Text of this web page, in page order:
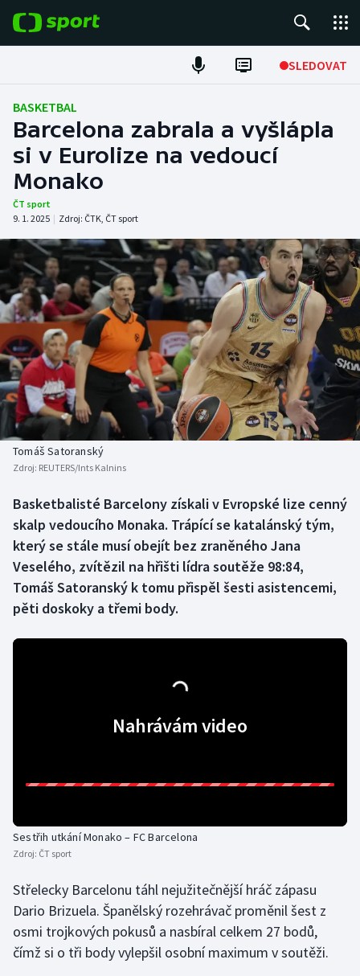
SLEDOVAT
Fotbal
Hokej
Tenis
Atletika
Cyklistika
DALŠÍ SPORTY
Americký fotbal
Baseball a softbal
Basketbal
Biatlon
Box
Curling
Dostihy
Florbal
Jezdectví
Krasobruslení
Lezení
NEPŘEHLÉDNĚTE
Soutěže
Historické návraty
Aplikace ČT sport
BASKETBAL
Barcelona zabrala a vyšlápla
si v Eurolize na vedoucí
Monako
ČT sport
9. 1. 2025 | Zdroj: ČTK, ČT sport
Tomáš Satoranský
Zdroj: REUTERS/Ints Kalnins
Basketbalisté Barcelony získali v Evropské lize cenný
skalp vedoucího Monaka. Trápící se katalánský tým,
který se stále musí obejít bez zraněného Jana
Veselého, zvítězil na hřišti lídra soutěže 98:84,
Tomáš Satoranský k tomu přispěl šesti asistencemi,
pěti doskoky a třemi body.
Nahrávám video
Sestřih utkání Monako – FC Barcelona
Zdroj: ČT sport
Střelecky Barcelonu táhl nejužitečnější hráč zápasu
Dario Brizuela. Španělský rozehrávač proměnil šest z
osmi trojkových pokusů a nasbíral celkem 27 bodů,
čímž si o tři body vylepšil osobní maximum v soutěži.